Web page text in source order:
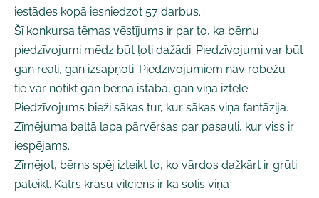
iestādes kopā iesniedzot 57 darbus.
Šī konkursa tēmas vēstījums ir par to, ka bērnu
piedzīvojumi mēdz būt ļoti dažādi. Piedzīvojumi var būt
gan reāli, gan izsapņoti. Piedzīvojumiem nav robežu –
tie var notikt gan bērna istabā, gan viņa iztēlē.
Piedzīvojums bieži sākas tur, kur sākas viņa fantāzija.
Zīmējuma baltā lapa pārvēršas par pasauli, kur viss ir
iespējams.
Zīmējot, bērns spēj izteikt to, ko vārdos dažkārt ir grūti
pateikt. Katrs krāsu vilciens ir kā solis viņa